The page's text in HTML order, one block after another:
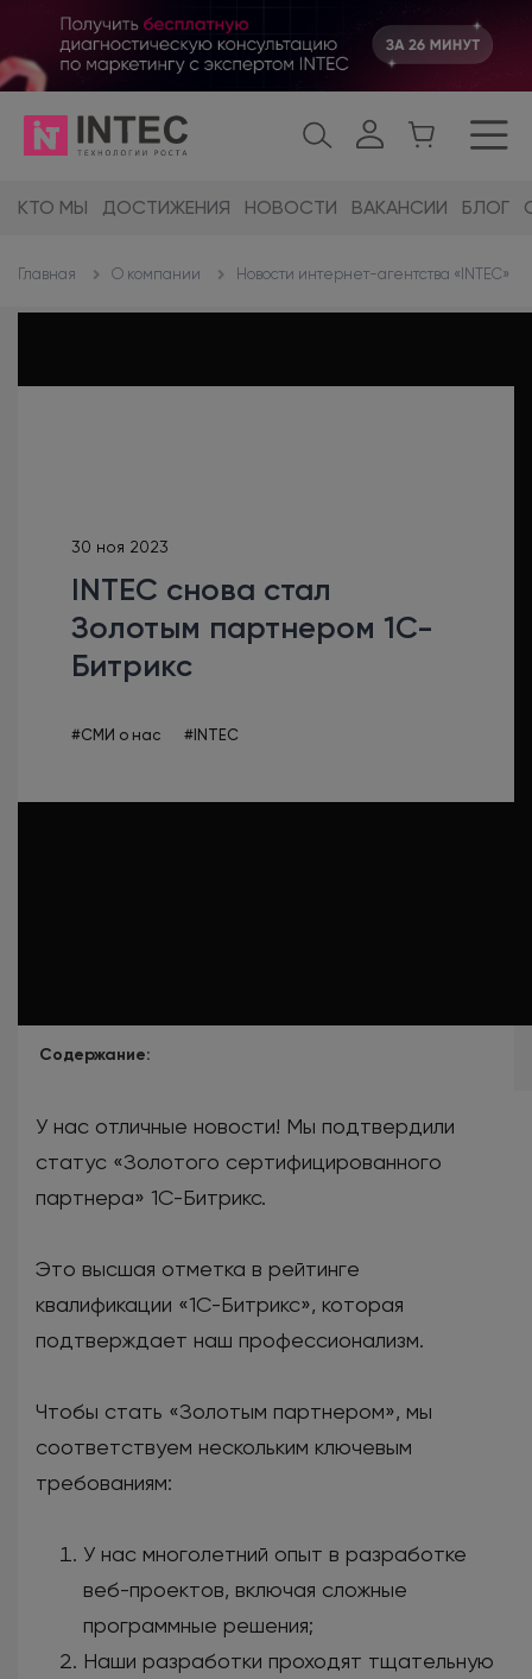
КТО МЫ ДОСТИЖЕНИЯ НОВОСТИ ВАКАНСИИ БЛОГ
Главная О компании Новости интернет-агентства «INTEC»
30 ноя 2023
INTEC снова стал
Золотым партнером 1С-
Битрикс
#СМИ о нас #INTEC
Содержание:
У нас отличные новости! Мы подтвердили
статус «Золотого сертифицированного
партнера» 1С-Битрикс.
Это высшая отметка в рейтинге
квалификации «1С-Битрикс», которая
подтверждает наш профессионализм.
Чтобы стать «Золотым партнером», мы
соответствуем нескольким ключевым
требованиям:
У нас многолетний опыт в разработке
веб-проектов, включая сложные
программные решения;
Наши разработки проходят тщательную